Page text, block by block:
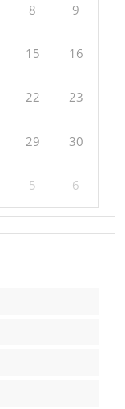
8 9
15 16
22 23
29 30
5 6